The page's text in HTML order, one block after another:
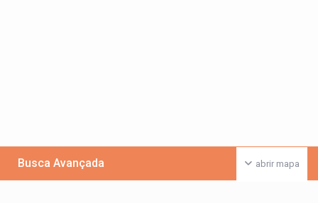
abrir mapa
Busca Avançada